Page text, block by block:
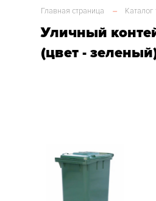
Главная страница – Каталог
Уличный
(цвет -